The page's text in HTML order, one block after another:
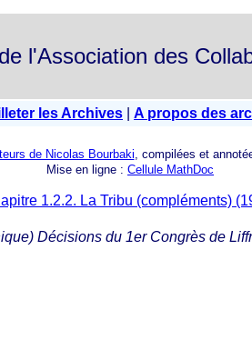
l'Association des
les Archives A propos des
de Nicolas Bourbaki, compilées et
Mise en ligne : Cellule MathDoc
1.2.2. La Tribu (compléments)
Décisions du 1er Congrès de